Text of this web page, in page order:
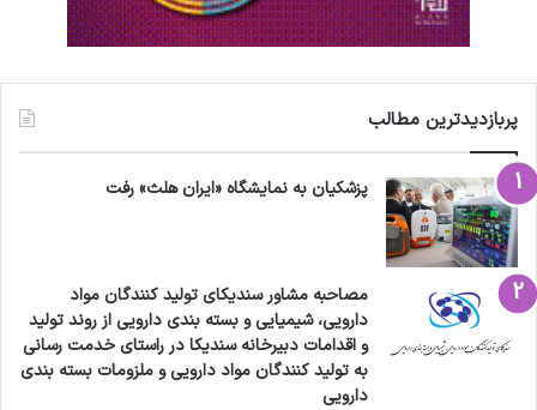
پربازدیدترین مطالب
پزشکیان به نمایشگاه «ایران هلث» رفت
مصاحبه مشاور سندیکای تولید کنندگان مواد
دارویی، شیمیایی و بسته بندی دارویی از روند تولید
و اقدامات دبیرخانه سندیکا در راستای خدمت رسانی
به تولید کنندگان مواد دارویی و ملزومات بسته بندی
دارویی